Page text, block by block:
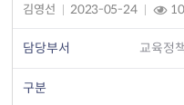
김영선 2023-05-24
담당부서 교육정
구분